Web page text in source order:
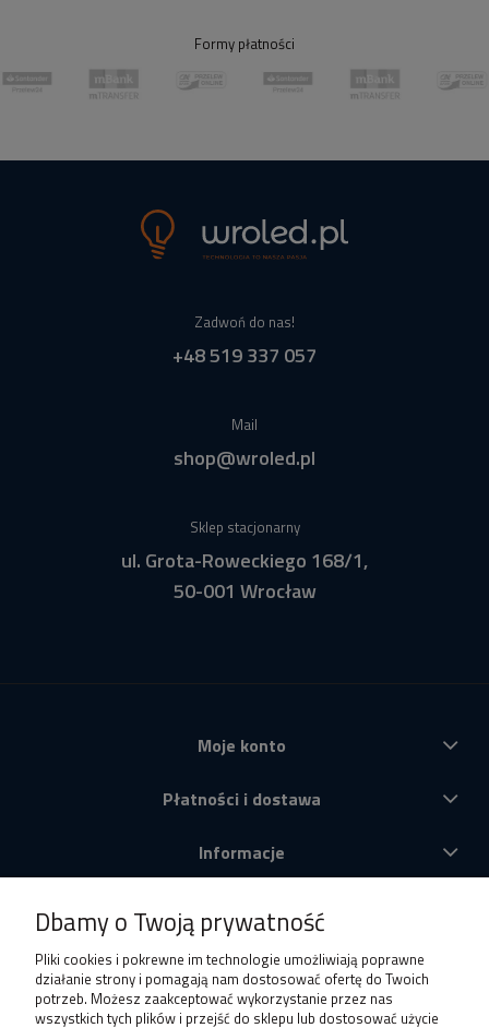
Formy płatności
Zadwoń do nas!
+48 519 337 057
Mail
shop@wroled.pl
Sklep stacjonarny
ul. Grota-Roweckiego 168/1,
50-001 Wrocław
Moje konto
Płatności i dostawa
Informacje
Produkty
Dbamy o Twoją prywatność
Pliki cookies i pokrewne im technologie umożliwiają poprawne
działanie strony i pomagają nam dostosować ofertę do Twoich
potrzeb. Możesz zaakceptować wykorzystanie przez nas
wszystkich tych plików i przejść do sklepu lub dostosować użycie